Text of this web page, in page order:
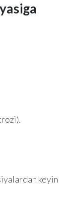
keyin